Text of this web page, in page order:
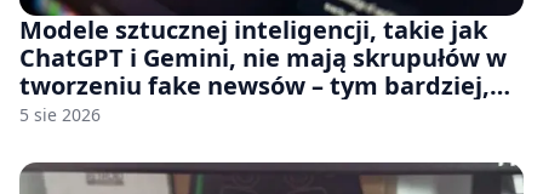
Modele sztucznej inteligencji, takie jak
ChatGPT i Gemini, nie mają skrupułów w
tworzeniu fake newsów – tym bardziej,
jeśli rozmawiasz z nimi po polsku
5 sie 2026